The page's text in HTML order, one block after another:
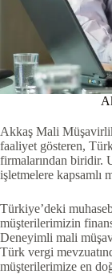
Akkaş Mali
faaliyet gösteren,
firmalarından biridir.
işletmelere kapsamlı
Türkiye’deki
müşterilerimizin
Deneyimli mali
Türk vergi
müşterilerimize en